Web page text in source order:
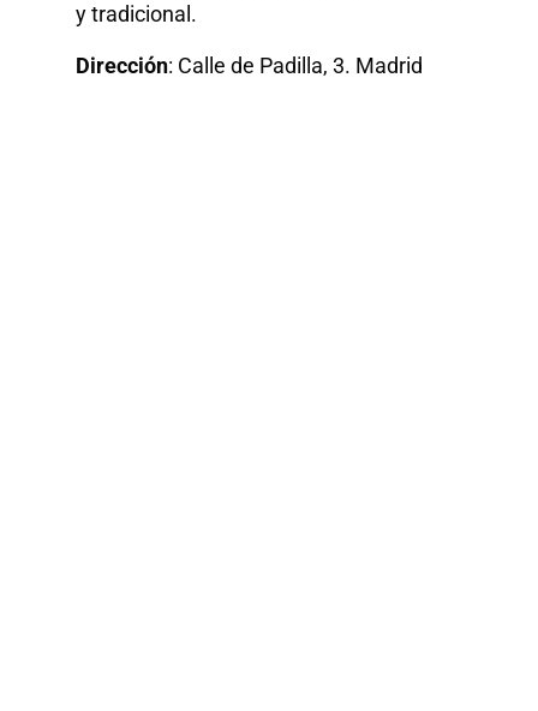
y tradicional.
Dirección: Calle de Padilla, 3. Madrid